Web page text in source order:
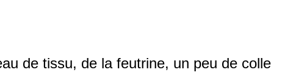
de tissu, de la feutrine, un peu de colle